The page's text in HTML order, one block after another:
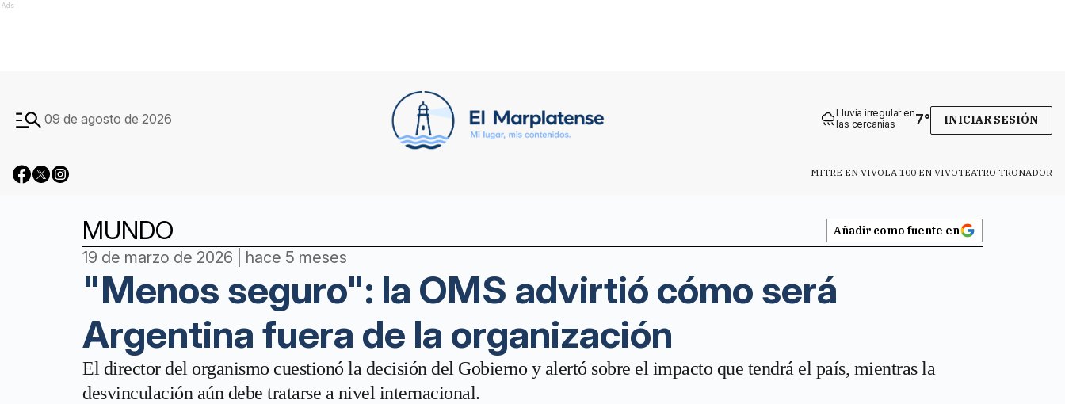
Ads
09 de agosto de 2026
Lluvia irregular en
las cercanías
7° INICIAR SESIÓN
MITRE EN VIVOLA 100 EN VIVOTEATRO TRONADOR
MUNDO Añadir como fuente en
19 de marzo de 2026 | hace 5 meses
"Menos seguro": la OMS advirtió cómo será
Argentina fuera de la organización
El director del organismo cuestionó la decisión del Gobierno y alertó sobre el impacto que tendrá el país, mientras la
desvinculación aún debe tratarse a nivel internacional.